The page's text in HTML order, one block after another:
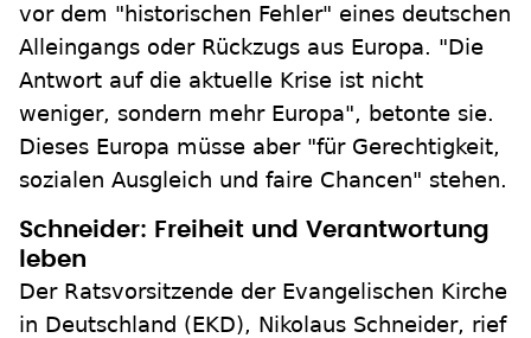
vor dem "historischen Fehler" eines deutschen
Alleingangs oder Rückzugs aus Europa. "Die
Antwort auf die aktuelle Krise ist nicht
weniger, sondern mehr Europa", betonte sie.
Dieses Europa müsse aber "für Gerechtigkeit,
sozialen Ausgleich und faire Chancen" stehen.
Schneider: Freiheit und Verantwortung
leben
Der Ratsvorsitzende der Evangelischen Kirche
in Deutschland (EKD), Nikolaus Schneider, rief